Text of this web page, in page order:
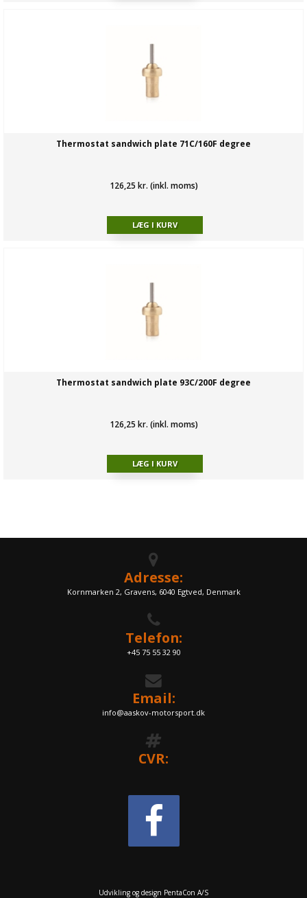
Thermostat sandwich plate 71C/160F degree
126,25 kr. (inkl. moms)
Thermostat sandwich plate 93C/200F degree
126,25 kr. (inkl. moms)
Adresse:
Kornmarken 2, Gravens, 6040 Egtved, Denmark
Telefon:
+45 75 55 32 90
Email:
info@aaskov-motorsport.dk
CVR:
Udvikling og design PentaCon A/S